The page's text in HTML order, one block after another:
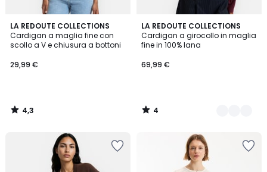
LA REDOUTE COLLECTIONS
Cardigan a maglia fine con
scollo a V e chiusura a bottoni
29,99 €
4,3
/ 5
4,3
/
LA REDOUTE COLLECTIONS
Cardigan a girocollo in maglia
fine in 100% lana
69,99 €
4
/
5
2
Colori
4
/